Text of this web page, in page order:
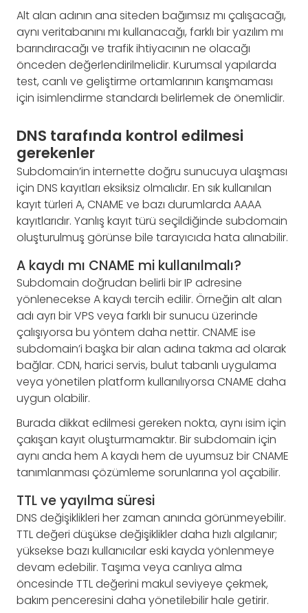
Alt alan adının ana siteden bağımsız mı çalışacağı,
aynı veritabanını mı kullanacağı, farklı bir yazılım mı
barındıracağı ve trafik ihtiyacının ne olacağı
önceden değerlendirilmelidir. Kurumsal yapılarda
test, canlı ve geliştirme ortamlarının karışmaması
için isimlendirme standardı belirlemek de önemlidir.
DNS tarafında kontrol edilmesi
gerekenler
Subdomain’in internette doğru sunucuya ulaşması
için DNS kayıtları eksiksiz olmalıdır. En sık kullanılan
kayıt türleri A, CNAME ve bazı durumlarda AAAA
kayıtlarıdır. Yanlış kayıt türü seçildiğinde subdomain
oluşturulmuş görünse bile tarayıcıda hata alınabilir.
A kaydı mı CNAME mi kullanılmalı?
Subdomain doğrudan belirli bir IP adresine
yönlenecekse A kaydı tercih edilir. Örneğin alt alan
adı ayrı bir VPS veya farklı bir sunucu üzerinde
çalışıyorsa bu yöntem daha nettir. CNAME ise
subdomain’i başka bir alan adına takma ad olarak
bağlar. CDN, harici servis, bulut tabanlı uygulama
veya yönetilen platform kullanılıyorsa CNAME daha
uygun olabilir.
Burada dikkat edilmesi gereken nokta, aynı isim için
çakışan kayıt oluşturmamaktır. Bir subdomain için
aynı anda hem A kaydı hem de uyumsuz bir CNAME
tanımlanması çözümleme sorunlarına yol açabilir.
TTL ve yayılma süresi
DNS değişiklikleri her zaman anında görünmeyebilir.
TTL değeri düşükse değişiklikler daha hızlı algılanır;
yüksekse bazı kullanıcılar eski kayda yönlenmeye
devam edebilir. Taşıma veya canlıya alma
öncesinde TTL değerini makul seviyeye çekmek,
bakım penceresini daha yönetilebilir hale getirir.